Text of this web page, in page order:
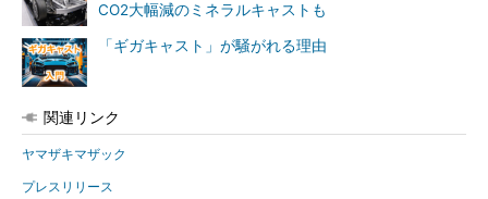
CO2大幅減のミネラルキャストも
「ギガキャスト」が騒がれる理由
関連リンク
ヤマザキマザック
プレスリリース